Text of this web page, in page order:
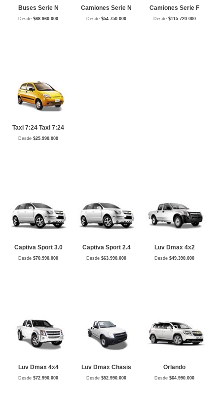
Buses Serie N
Desde $68.960.000
Camiones Serie N
Desde $54.750.000
Camiones Serie F
Desde $115.720.000
Taxi 7:24 Taxi 7:24
Desde $25.990.000
Captiva Sport 3.0
Desde $70.990.000
Captiva Sport 2.4
Desde $63.990.000
Luv Dmax 4x2
Desde $49.390.000
Luv Dmax 4x4
Desde $72.990.000
Luv Dmax Chasis
Desde $52.990.000
Orlando
Desde $64.990.000